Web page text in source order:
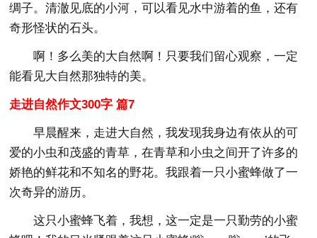
绸子。清澈见底的小河，可以看见水中游着的鱼，还有
奇形怪状的石头。
啊！多么美的大自然啊！只要我们留心观察，一定
能看见大自然那独特的美。
走进自然作文300字 篇7
早晨醒来，走进大自然，我发现我身边有依从的可
爱的小虫和茂盛的青草，在青草和小虫之间开了许多的
娇艳的鲜花和不知名的野花。我跟着一只小蜜蜂做了一
次奇异的游历。
这只小蜜蜂飞着，我想，这一定是一只勤劳的小蜜